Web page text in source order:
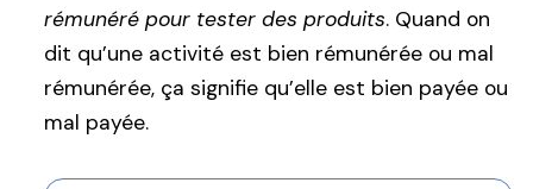
rémunéré pour tester des produits. Quand on
dit qu’une activité est bien rémunérée ou mal
rémunérée, ça signifie qu’elle est bien payée ou
mal payée.